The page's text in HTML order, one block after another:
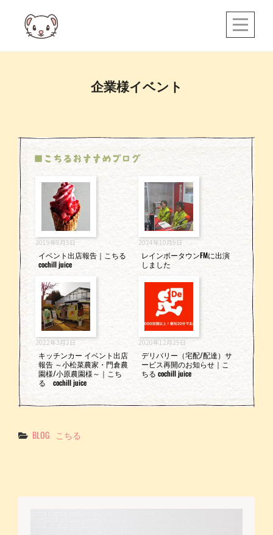
content
企業様イベント
■こちるおすすめブログ
2019年8月5日
イベント出店報告｜こちる
cochill juice
2024年10月9日
レインボータウンFMに出演
しました
2022年3月2日
キッチンカー イベント出店
報告 ～小松菜農家・門倉農
園様/小原農園様～｜こち
る cochill juice
2020年12月25日
デリバリー（宅配/配達）サ
ービス再開のお知らせ｜こ
ちる cochill juice
Categories
BLOG こちる